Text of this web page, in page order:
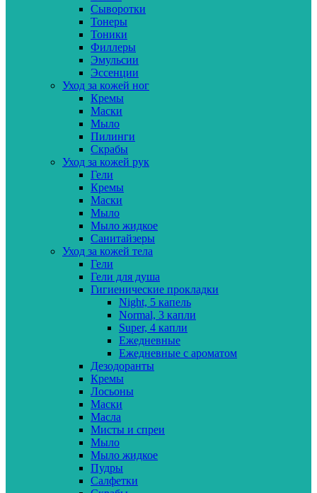
Сыворотки
Тонеры
Тоники
Филлеры
Эмульсии
Эссенции
Уход за кожей ног
Кремы
Маски
Мыло
Пилинги
Скрабы
Уход за кожей рук
Гели
Кремы
Маски
Мыло
Мыло жидкое
Санитайзеры
Уход за кожей тела
Гели
Гели для душа
Гигиенические прокладки
Night, 5 капель
Normal, 3 капли
Super, 4 капли
Ежедневные
Ежедневные с ароматом
Дезодоранты
Кремы
Лосьоны
Маски
Масла
Мисты и спреи
Мыло
Мыло жидкое
Пудры
Салфетки